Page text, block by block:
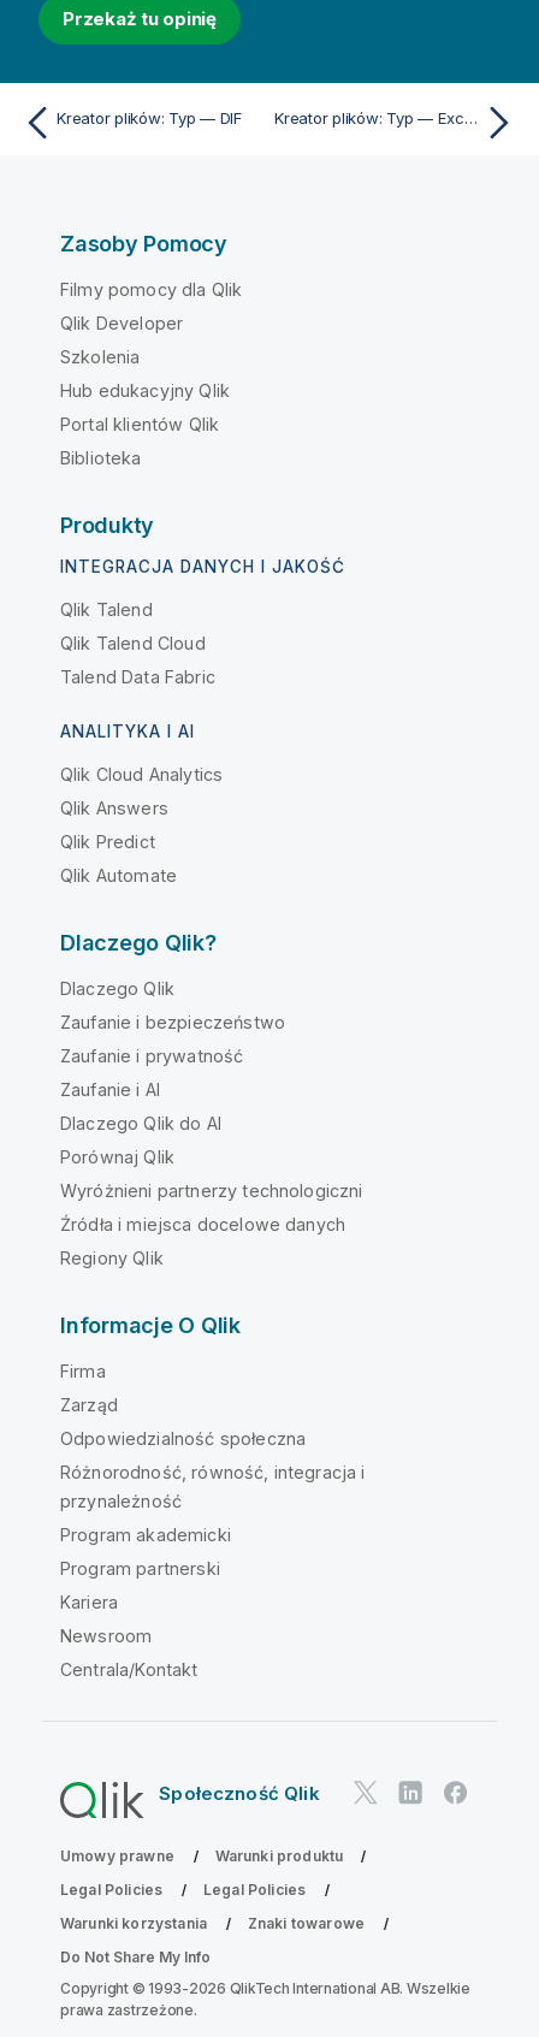
Przekaż tu opinię
Kreator plików: Typ — DIF Kreator plików: Typ — Excel XLSX
Zasoby Pomocy
Filmy pomocy dla Qlik
Qlik Developer
Szkolenia
Hub edukacyjny Qlik
Portal klientów Qlik
Biblioteka
Produkty
INTEGRACJA DANYCH I JAKOŚĆ
Qlik Talend
Qlik Talend Cloud
Talend Data Fabric
ANALITYKA I AI
Qlik Cloud Analytics
Qlik Answers
Qlik Predict
Qlik Automate
Dlaczego Qlik?
Dlaczego Qlik
Zaufanie i bezpieczeństwo
Zaufanie i prywatność
Zaufanie i AI
Dlaczego Qlik do AI
Porównaj Qlik
Wyróżnieni partnerzy technologiczni
Źródła i miejsca docelowe danych
Regiony Qlik
Informacje O Qlik
Firma
Zarząd
Odpowiedzialność społeczna
Różnorodność, równość, integracja i
przynależność
Program akademicki
Program partnerski
Kariera
Newsroom
Centrala/Kontakt
Społeczność Qlik
Umowy prawne
Warunki produktu
Legal Policies
Legal Policies
Warunki korzystania
Znaki towarowe
Do Not Share My Info
Copyright © 1993-2026 QlikTech International AB. Wszelkie
prawa zastrzeżone.